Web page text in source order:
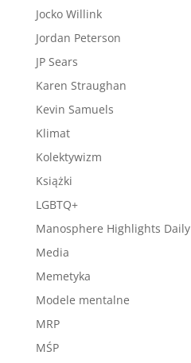
Jocko Willink
Jordan Peterson
JP Sears
Karen Straughan
Kevin Samuels
Klimat
Kolektywizm
Książki
LGBTQ+
Manosphere Highlights Daily
Media
Memetyka
Modele mentalne
MRP
MŚP